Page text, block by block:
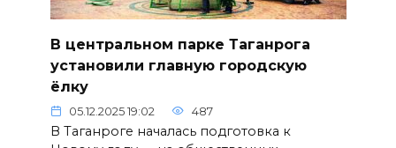
В центральном парке Таганрога
установили главную городскую
ёлку
05.12.2025 19:02 487
В Таганроге началась подготовка к